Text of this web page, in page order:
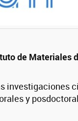
de Materiales
investigaciones
y